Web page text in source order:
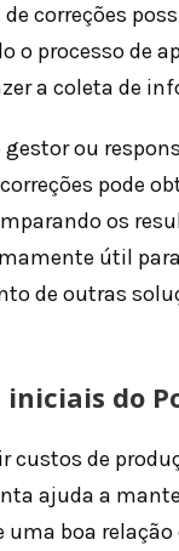
correções
o processo de
a coleta de
gestor ou
pode
os
útil
de outras
do
custos de
ajuda a
uma boa